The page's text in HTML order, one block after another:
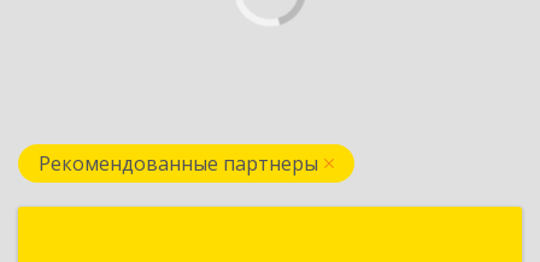
Рекомендованные партнеры